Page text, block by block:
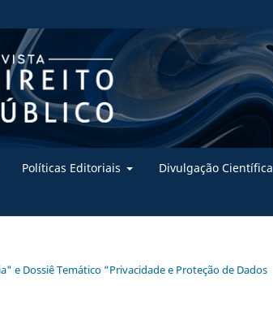
Políticas Editoriais Divulgação Científica
e Dossiê Temático “Privacidade e Proteção de Dados